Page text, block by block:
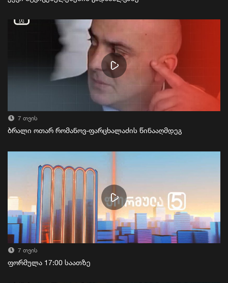
7 თვის
ბრალი ოთარ რომანოვ-ფარცხალაძის წინააღმდეგ
7 თვის
ფორმულა 17:00 საათზე